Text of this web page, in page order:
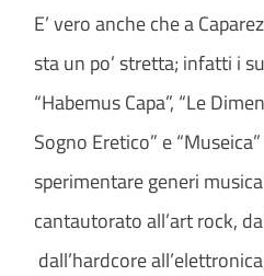
E’ vero anche che a
sta un po’ stretta; infatti i
“Habemus Capa”, “Le
Sogno Eretico” e
sperimentare generi
cantautorato all’art rock,
dall’hardcore